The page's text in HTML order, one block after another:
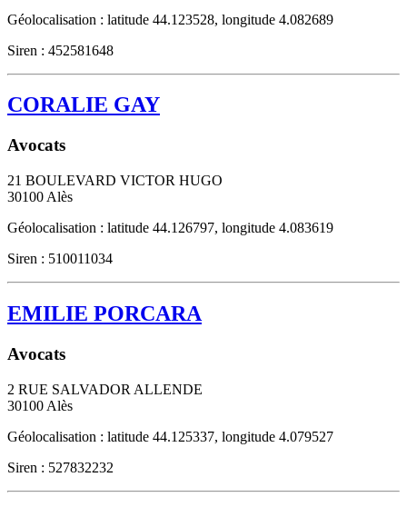
Géolocalisation : latitude 44.123528, longitude 4.082689
Siren : 452581648
CORALIE GAY
Avocats
21 BOULEVARD VICTOR HUGO
30100 Alès
Géolocalisation : latitude 44.126797, longitude 4.083619
Siren : 510011034
EMILIE PORCARA
Avocats
2 RUE SALVADOR ALLENDE
30100 Alès
Géolocalisation : latitude 44.125337, longitude 4.079527
Siren : 527832232